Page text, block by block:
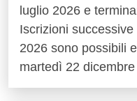
luglio 2026 e
Iscrizioni
2026 sono possibili
martedì 22